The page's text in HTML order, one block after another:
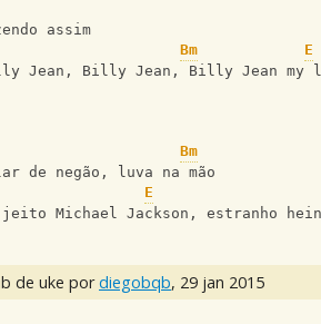
assim
Bm
E
Jean, Billy Jean, Billy Jean my
Bm
de negão, luva na mão
E
jeito Michael Jackson, estranho hein
de uke pordiegobqb, 29 jan 2015